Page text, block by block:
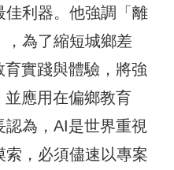
佳利器。他強調「離
，為了縮短城鄉差
實踐與體驗，將強
應用在偏鄉教育
認為，AI是世界重視
索，必須儘速以專案